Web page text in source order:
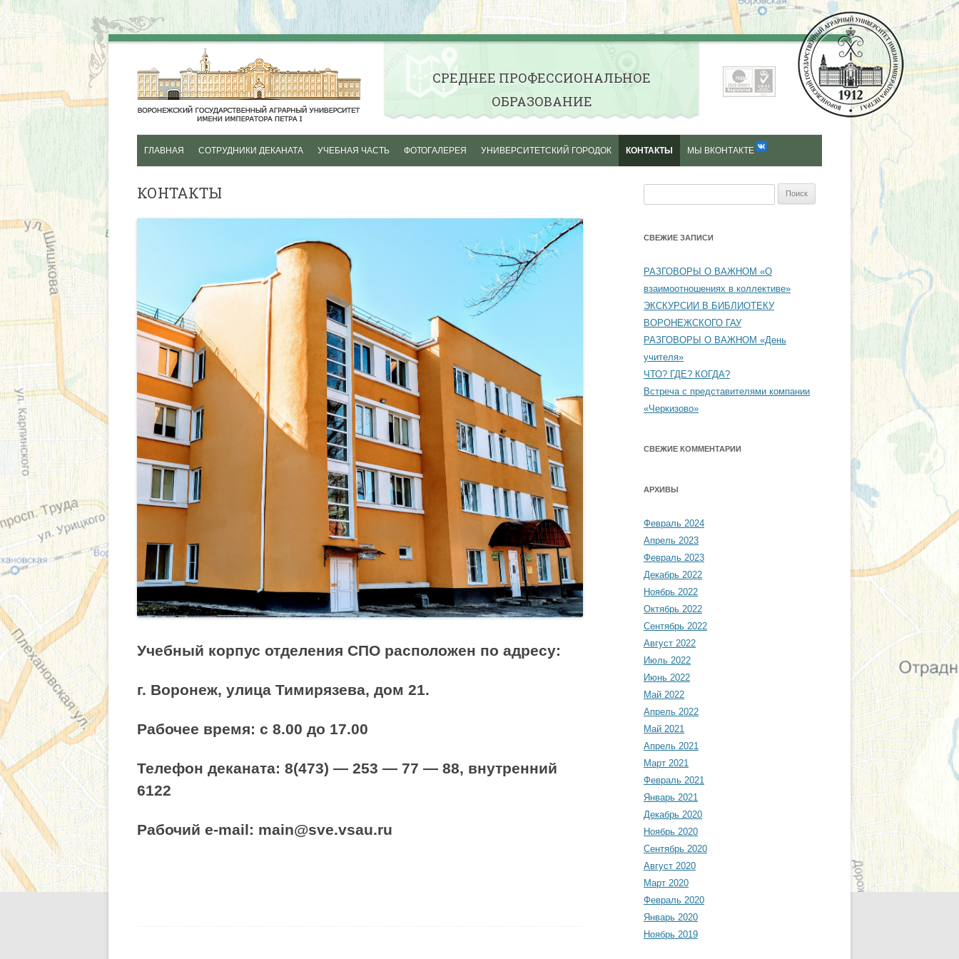
СРЕДНЕE ПРОФЕССИОНАЛЬНОЕ
ОБРАЗОВАНИЕ
ГЛАВНАЯ СОТРУДНИКИ ДЕКАНАТА УЧЕБНАЯ ЧАСТЬ ФОТОГАЛЕРЕЯ УНИВЕРСИТЕТСКИЙ ГОРОДОК КОНТАКТЫ МЫ ВКОНТАКТЕ
КОНТАКТЫ
Учебный корпус отделения СПО расположен по адресу:
г. Воронеж, улица Тимирязева, дом 21.
Рабочее время: с 8.00 до 17.00
Телефон деканата: 8(473) — 253 — 77 — 88, внутренний
6122
Рабочий e-mail: main@sve.vsau.ru
СВЕЖИЕ ЗАПИСИ
РАЗГОВОРЫ О ВАЖНОМ «О
взаимоотношениях в коллективе»
ЭКСКУРСИИ В БИБЛИОТЕКУ
ВОРОНЕЖСКОГО ГАУ
РАЗГОВОРЫ О ВАЖНОМ «День
учителя»
ЧТО? ГДЕ? КОГДА?
Встреча с представителями компании
«Черкизово»
СВЕЖИЕ КОММЕНТАРИИ
АРХИВЫ
Февраль 2024
Апрель 2023
Февраль 2023
Декабрь 2022
Ноябрь 2022
Октябрь 2022
Сентябрь 2022
Август 2022
Июль 2022
Июнь 2022
Май 2022
Апрель 2022
Май 2021
Апрель 2021
Март 2021
Февраль 2021
Январь 2021
Декабрь 2020
Ноябрь 2020
Сентябрь 2020
Август 2020
Март 2020
Февраль 2020
Январь 2020
Ноябрь 2019